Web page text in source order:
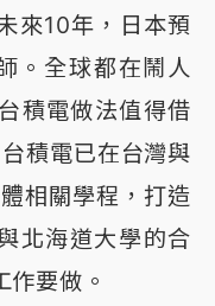
來10年，日本預
。全球都在鬧人
積電做法值得借
積電已在台灣與
相關學程，打造
北海道大學的合
要做。